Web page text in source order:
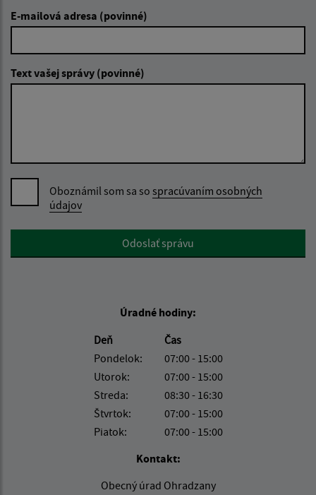
E-mailová adresa (povinné)
Text vašej správy (povinné)
Oboznámil som sa so spracúvaním osobných
údajov
Google reCaptcha ResponseOdoslať správu
Úradné hodiny:
Deň
Čas
Pondelok:
07:00 - 15:00
Utorok:
07:00 - 15:00
Streda:
08:30 - 16:30
Štvrtok:
07:00 - 15:00
Piatok:
07:00 - 15:00
Kontakt:
Obecný úrad Ohradzany